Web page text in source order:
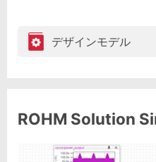
デザインモデル
ROHM Solution